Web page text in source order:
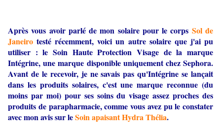
Après vous avoir parlé de mon solaire pour le corps Sol de
Janeiro testé récemment, voici un autre solaire que j'ai pu
utiliser : le Soin Haute Protection Visage de la marque
Intégrine, une marque disponible uniquement chez Sephora.
Avant de le recevoir, je ne savais pas qu'Intégrine se lançait
dans les produits solaires, c'est une marque reconnue (du
moins par moi) pour ses soins du visage assez proches des
produits de parapharmacie, comme vous avez pu le constater
avec mon avis sur leSoin apaisant Hydra Thélia.